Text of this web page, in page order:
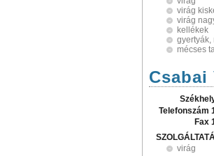
virág
virág
kellékek
gyertyák,
mécses
Telefonszám
Fax
virág